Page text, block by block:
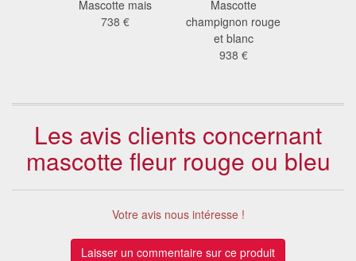
Mascotte mais
738 €
Mascotte
champignon rouge
et blanc
938 €
Les avis clients concernant
mascotte fleur rouge ou bleu
Votre avis nous intéresse !
Laisser un commentaire sur ce produit